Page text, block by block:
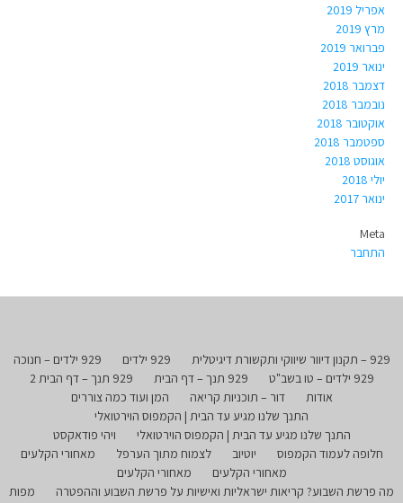
אפריל 2019
מרץ 2019
פברואר 2019
ינואר 2019
דצמבר 2018
נובמבר 2018
אוקטובר 2018
ספטמבר 2018
אוגוסט 2018
יולי 2018
ינואר 2017
Meta
התחבר
929 – תקנון דיוור שיווקי ותקשורת דיגיטלית 929 ילדים
929 ילדים – חנוכה
929 ילדים – טו בשב"ט
929 תנך – דף הבית
929 תנך – דף הבית 2
אודות
דור – תוכניות קריאה
המן ועוד כמה צוררים
התנך שלנו מגיע עד הבית | הקמפוס הוירטואלי
התנך שלנו מגיע עד הבית | הקמפוס הוירטואלי
ויהי פודאקסט
חלופה לעמוד הקמפוס
יוטיוב לצמוח מתוך הערפל
מאחורי הקלעים
מאחורי הקלעים
מאחורי הקלעים
מה פרשת השבוע? קריאות ישראליות ואישיות על פרשת השבוע וההפטרה
מפות